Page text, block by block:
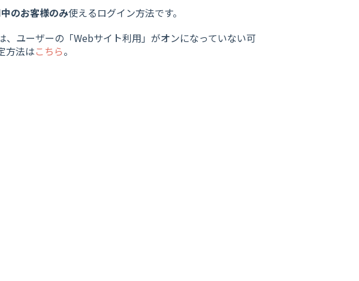
のお客様のみ使えるログイン方法です。
ユーザーの「Webサイト利用」がオンになっていない可
方法はこちら。